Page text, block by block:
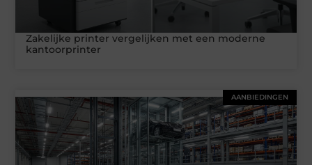
Zakelijke printer vergelijken met een moderne
kantoorprinter
AANBIEDINGEN